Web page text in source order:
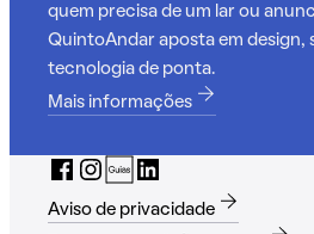
quem precisa de um lar ou
QuintoAndar aposta em design,
tecnologia de ponta.
Mais informações
Aviso de privacidade